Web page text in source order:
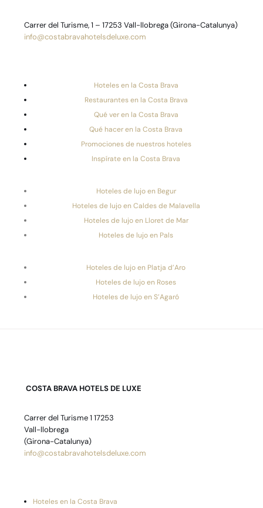
Carrer del Turisme, 1 – 17253 Vall-llobrega (Girona-Catalunya)
info@costabravahotelsdeluxe.com
Hoteles en la Costa Brava
Restaurantes en la Costa Brava
Qué ver en la Costa Brava
Qué hacer en la Costa Brava
Promociones de nuestros hoteles
Inspírate en la Costa Brava
Hoteles de lujo en Begur
Hoteles de lujo en Caldes de Malavella
Hoteles de lujo en Lloret de Mar
Hoteles de lujo en Pals
Hoteles de lujo en Platja d’Aro
Hoteles de lujo en Roses
Hoteles de lujo en S’Agaró
COSTA BRAVA HOTELS DE LUXE
Carrer del Turisme 1 17253
Vall-llobrega
(Girona-Catalunya)
info@costabravahotelsdeluxe.com
Hoteles en la Costa Brava